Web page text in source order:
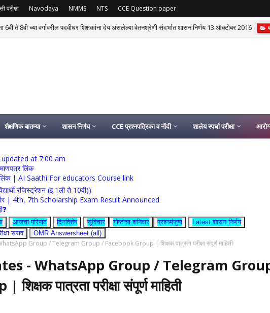
परीक्षा Navodaya NMMS NTS CCE Question paper
6वी ते 8वी च्या वर्गावरील पदवीधर शिक्षकांना देय असलेल्या वेतनश्रेणी संदर्भात शासन निर्णय 13 ऑक्टोबर 2016
शैक्षणिक बातम्या शासन निर्णय CCE प्रश्नपत्रिका व नोंदी शालेय स्पर्धा परीक्षा
updated at 7:00 am
लिंक
लिंक | AI Saathi For educators Course link
रजिस्ट्रेशन (इ.1ली ते 10वी))
जाहीर | 4th, 7th Scholarship Exam Result Announced
आजचा परिपाठ दिनविशेष सुविचार गोष्टीचा शनिवार प्रश्नमंजुषा
Latest शासन निर्णय
सराव OMR Answersheet (all)
Group / Telegram Group / Facebook Group | शिक्षक पात्रता परीक्षा संपूर्ण माहिती
- WhatsApp Group / Telegram
पात्रता परीक्षा संपूर्ण माहिती